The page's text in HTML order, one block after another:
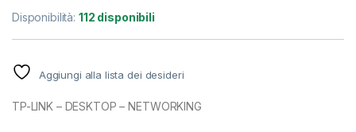
Disponibilità: 112 disponibili
Aggiungi alla lista dei desideri
TP-LINK – DESKTOP – NETWORKING